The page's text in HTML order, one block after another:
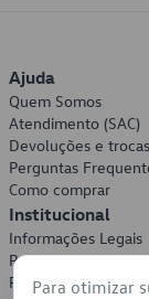
Ajuda
Quem Somos
Atendimento (SAC)
Devoluções e trocas
Perguntas
Como comprar
Institucional
Informações Legais
Política de
Política de Cookies
Para otimizar